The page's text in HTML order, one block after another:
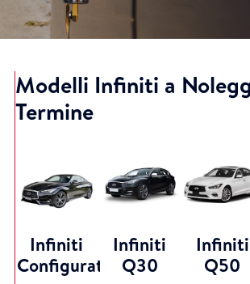
Modelli Infiniti a
Termine
Infiniti
Configuratore
Infiniti
Q30
Infiniti
Q50